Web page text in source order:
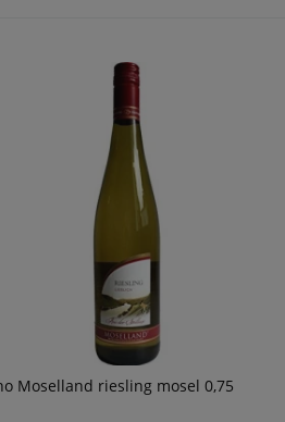
Moselland riesling mosel 0,75